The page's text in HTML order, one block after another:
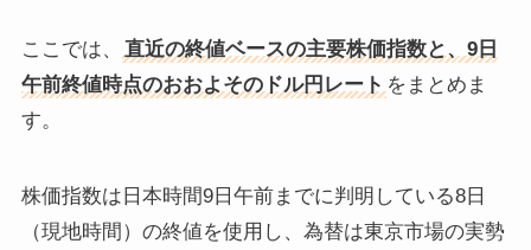
ここでは、
直近の終値ベースの主要株価指数と、9日
午前終値時点のおおよそのドル円レート をまとめま
す。
株価指数は日本時間9日午前までに判明している8日
（現地時間）の終値を使用し、為替は東京市場の実勢